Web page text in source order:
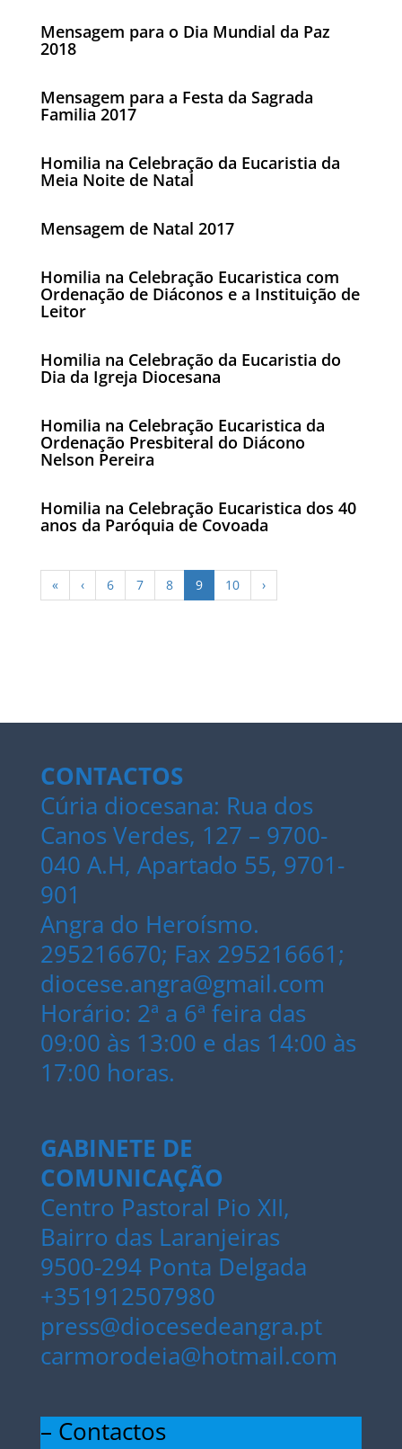
Mensagem para o Dia Mundial da Paz
2018
Mensagem para a Festa da Sagrada
Familia 2017
Homilia na Celebração da Eucaristia da
Meia Noite de Natal
Mensagem de Natal 2017
Homilia na Celebração Eucaristica com
Ordenação de Diáconos e a Instituição de
Leitor
Homilia na Celebração da Eucaristia do
Dia da Igreja Diocesana
Homilia na Celebração Eucaristica da
Ordenação Presbiteral do Diácono
Nelson Pereira
Homilia na Celebração Eucaristica dos 40
anos da Paróquia de Covoada
« ‹ 6 7 8 9 10 ›
CONTACTOS
Cúria diocesana: Rua dos
Canos Verdes, 127 – 9700-
040 A.H, Apartado 55, 9701-
901
Angra do Heroísmo.
295216670; Fax 295216661;
diocese.angra@gmail.com
Horário: 2ª a 6ª feira das
09:00 às 13:00 e das 14:00 às
17:00 horas.
GABINETE DE
COMUNICAÇÃO
Centro Pastoral Pio XII,
Bairro das Laranjeiras
9500-294 Ponta Delgada
+351912507980
press@diocesedeangra.pt
carmorodeia@hotmail.com
– Contactos